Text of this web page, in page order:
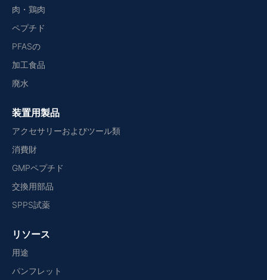
肉・鶏肉
ペプチド
PFASの
加工食品
廃水
装置用製品
アクセサリーおよびツール類
消費財
GMPペプチド
交換用部品
SPPS試薬
リソース
用途
パンフレット